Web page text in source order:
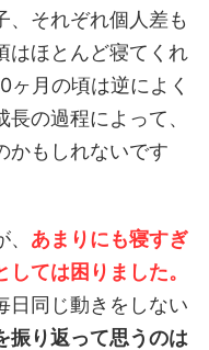
、それぞれ個人差も
はほとんど寝てくれ
ヶ月の頃は逆によく
の過程によって、
かもしれないです
あまりにも寝すぎ
ては困りました。
日同じ動きをしない
振り返って思うのは